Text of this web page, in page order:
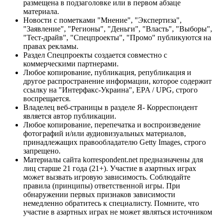
размещена в подзаголовке или в первом абзаце
материала.
Новости с пометками "Мнение", "Экспертиза",
"Заявление", "Регионы", "Деньги", "Власть", "Выборы",
"Тест-драйв", "Спецпроекты", "Промо" публикуются на
правах рекламы.
Раздел Спецпроекты создается совместно с
коммерческими партнерами.
Любое копирование, публикация, републикация и
другое распространение информации, которое содержит
ссылку на "Интерфакс-Украина", EPA / UPG, строго
воспрещается.
Владелец веб-страницы в разделе Я- Корреспондент
является автор публикации.
Любое копирование, перепечатка и воспроизведение
фотографий и/или аудиовизуальных материалов,
принадлежащих правообладателю Getty Images, строго
запрещено.
Материалы сайта korrespondent.net предназначены для
лиц старше 21 года (21+). Участие в азартных играх
может вызвать игровую зависимость. Соблюдайте
правила (принципы) ответственной игры. При
обнаружении первых признаков зависимости
немедленно обратитесь к специалисту. Помните, что
участие в азартных играх не может являться источником